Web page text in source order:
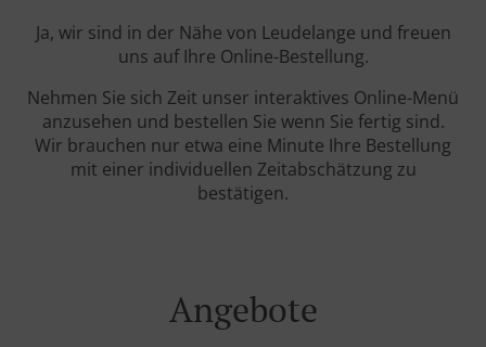
Ja, wir sind in der Nähe von Leudelange und freuen
uns auf Ihre Online-Bestellung.
Nehmen Sie sich Zeit unser interaktives Online-Menü
anzusehen und bestellen Sie wenn Sie fertig sind.
Wir brauchen nur etwa eine Minute Ihre Bestellung
mit einer individuellen Zeitabschätzung zu
bestätigen.
Angebote